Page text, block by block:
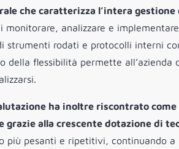
che caratterizza l’intera
monitorare, analizzare e
strumenti rodati e protocolli interni
della flessibilità permette all’azienda
ha inoltre riscontrato
alla crescente dotazione di
pesanti e ripetitivi, continuando a